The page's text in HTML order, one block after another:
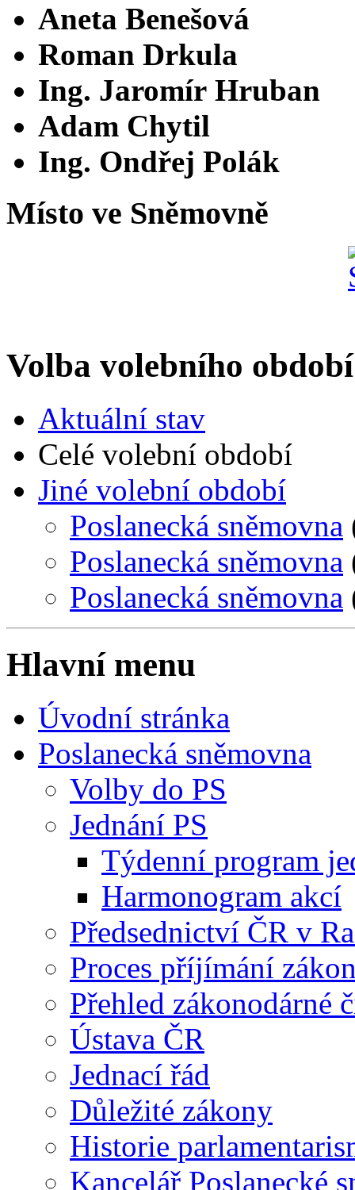
Aneta Benešová
Roman Drkula
Ing. Jaromír Hruban
Adam Chytil
Ing. Ondřej Polák
Místo ve Sněmovně
Volba volebního období
Aktuální stav
Celé volební období
Jiné volební období
Poslanecká sněmovna
Poslanecká sněmovna
Poslanecká sněmovna
Hlavní menu
Úvodní stránka
Poslanecká sněmovna
Volby do PS
Jednání PS
Týdenní program
Harmonogram akcí
Předsednictví ČR v
Proces příjímání
Přehled zákonodárné
Ústava ČR
Jednací řád
Důležité zákony
Historie
Kancelář Poslanecké